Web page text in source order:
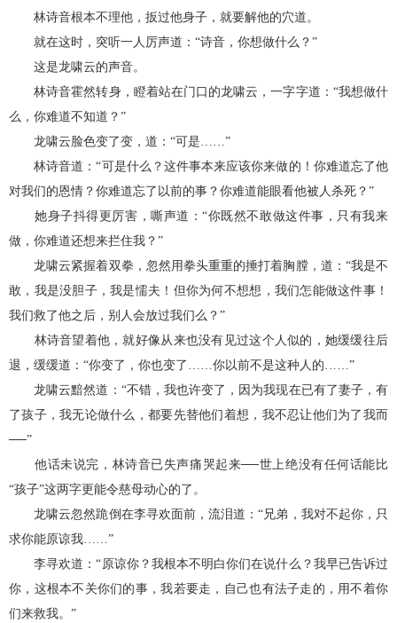
林诗音根本不理他，扳过他身子，就要解他的穴道。
就在这时，突听一人厉声道：“诗音，你想做什么？”
这是龙啸云的声音。
林诗音霍然转身，瞪着站在门口的龙啸云，一字字道：“我想做什
么，你难道不知道？”
龙啸云脸色变了变，道：“可是……”
林诗音道：“可是什么？这件事本来应该你来做的！你难道忘了他
对我们的恩情？你难道忘了以前的事？你难道能眼看他被人杀死？”
她身子抖得更厉害，嘶声道：“你既然不敢做这件事，只有我来
做，你难道还想来拦住我？”
龙啸云紧握着双拳，忽然用拳头重重的捶打着胸膛，道：“我是不
敢，我是没胆子，我是懦夫！但你为何不想想，我们怎能做这件事！
我们救了他之后，别人会放过我们么？”
林诗音望着他，就好像从来也没有见过这个人似的，她缓缓往后
退，缓缓道：“你变了，你也变了……你以前不是这种人的……”
龙啸云黯然道：“不错，我也许变了，因为我现在已有了妻子，有
了孩子，我无论做什么，都要先替他们着想，我不忍让他们为了我而
──”
他话未说完，林诗音已失声痛哭起来──世上绝没有任何话能比
“孩子”这两字更能令慈母动心的了。
龙啸云忽然跪倒在李寻欢面前，流泪道：“兄弟，我对不起你，只
求你能原谅我……”
李寻欢道：“原谅你？我根本不明白你们在说什么？我早已告诉过
你，这根本不关你们的事，我若要走，自己也有法子走的，用不着你
们来救我。”